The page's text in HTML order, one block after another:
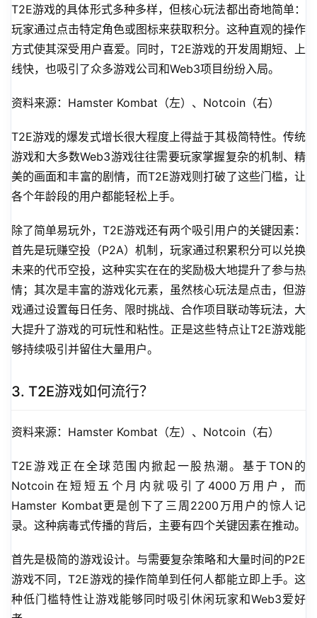
T2E游戏的具体形式多种多样，但核心玩法都出奇地简单：
玩家通过点击特定角色或图标来获取积分。这种直观的操作
方式使其深受用户喜爱。同时，T2E游戏的开发周期短、上
线快，也吸引了众多游戏公司和Web3项目纷纷入局。
资料来源：Hamster Kombat（左）、Notcoin（右）
T2E游戏的爆发式增长很大程度上得益于其极简特性。传统
游戏和大多数Web3游戏往往需要玩家掌握复杂的机制、精
美的画面和丰富的剧情，而T2E游戏则打破了这些门槛，让
各个年龄段的用户都能轻松上手。
除了简单易玩外，T2E游戏还有两个吸引用户的关键因素：
首先是玩赚空投（P2A）机制，玩家通过积累积分可以兑换
未来的代币空投，这种实实在在的奖励极大地提升了参与热
情；其次是丰富的游戏化元素，虽然核心玩法是点击，但游
戏通过设置每日任务、限时挑战、合作项目联动等玩法，大
大提升了游戏的可玩性和粘性。正是这些特点让T2E游戏能
够持续吸引并留住大量用户。
3. T2E游戏如何流行？
资料来源：Hamster Kombat（左）、Notcoin（右）
T2E游戏正在全球范围内掀起一股热潮。基于TON的
Notcoin在短短五个月内就吸引了4000万用户，而
Hamster Kombat更是创下了三周2200万用户的惊人记
录。这种病毒式传播的背后，主要有四个关键因素在推动。
首先是极简的游戏设计。与需要复杂策略和大量时间的P2E
游戏不同，T2E游戏的操作简单到任何人都能立即上手。这
种低门槛特性让游戏能够同时吸引休闲玩家和Web3爱好